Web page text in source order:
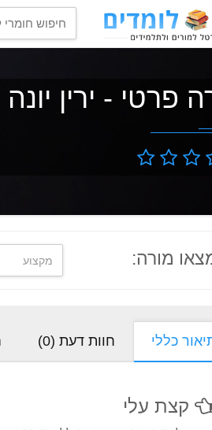
פרטי - ירין יונה
מורה:
כללי חוות דעת (0
)
קצת עלי